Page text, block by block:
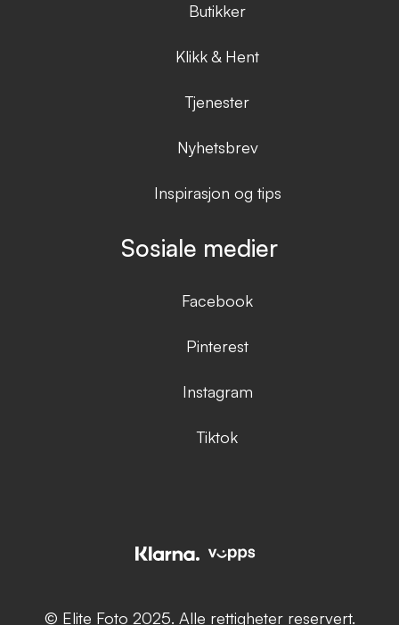
Butikker
Klikk & Hent
Tjenester
Nyhetsbrev
Inspirasjon og tips
Sosiale medier
Facebook
Pinterest
Instagram
Tiktok
© Elite Foto 2025. Alle rettigheter reservert.